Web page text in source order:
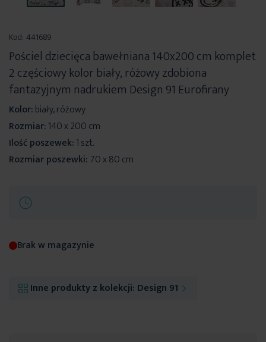
początek
galerii
Kod: 441689
Pościel dziecięca bawełniana 140x200 cm komplet
2 częściowy kolor biały, różowy zdobiona
fantazyjnym nadrukiem Design 91 Eurofirany
Kolor:biały, różowy
Rozmiar:140 x 200 cm
Ilość poszewek:1 szt.
Rozmiar poszewki: 70 x 80 cm
Brak w magazynie
Inne produkty z kolekcji: Design 91